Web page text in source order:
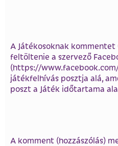
A Játékosoknak kommentet
feltöltenie a szervező
(https://
játékfelhívás posztja alá,
poszt a Játék időtartama
A komment (hozzászólás)